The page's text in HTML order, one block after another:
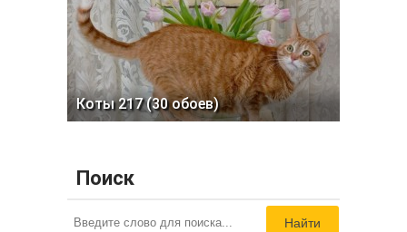
Коты 217 (30 обоев)
Поиск
Найти